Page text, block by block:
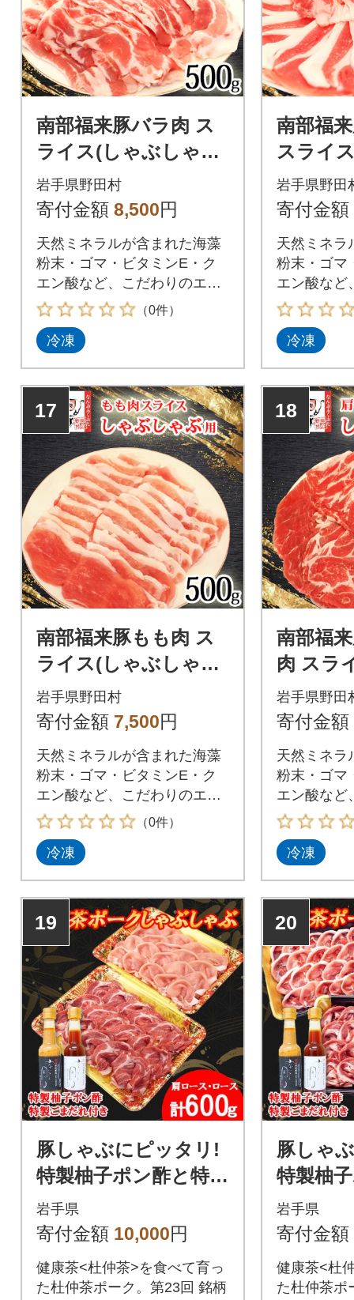
南部福来豚バラ肉 ス
ライス(しゃぶしゃぶ
用)500g
岩手県野田村
寄付金額 8,500円
天然ミネラルが含まれた海藻
粉末・ゴマ・ビタミンE・ク
エン酸など、こだわりのエサ
で育てた南部福来豚
（0件）
冷凍
南部福
スライ
ぶ用
岩手県野田
寄付金額
天然ミネラ
粉末・ゴマ
エン酸など
で育てた南
冷凍
17
南部福来豚もも肉 ス
ライス(しゃぶしゃぶ
用)500g
岩手県野田村
寄付金額 7,500円
天然ミネラルが含まれた海藻
粉末・ゴマ・ビタミンE・ク
エン酸など、こだわりのエサ
で育てた南部福来豚
（0件）
冷凍
18
南部福
肉 スラ
ゃぶ用
岩手県野田
寄付金額
天然ミネラ
粉末・ゴマ
エン酸など
で育てた南
冷凍
19
豚しゃぶにピッタリ!
特製柚子ポン酢と特製
ごまだれ付き 杜仲
茶ポークしゃぶしゃ
岩手県
寄付金額 10,000円
健康茶<杜仲茶>を食べて育っ
た杜仲茶ポーク。第23回 銘柄
20
豚しゃ
特製柚
ごまだ
茶ポー
岩手県
寄付金額
健康茶<杜
た杜仲茶ポ